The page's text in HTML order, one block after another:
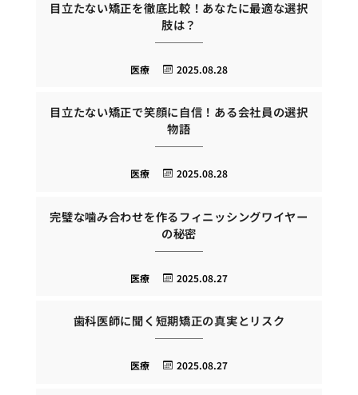
目立たない矯正を徹底比較！あなたに最適な選択
肢は？
2025.08.28
医療
目立たない矯正で笑顔に自信！ある会社員の選択
物語
2025.08.28
医療
完璧な噛み合わせを作るフィニッシングワイヤー
の秘密
2025.08.27
医療
歯科医師に聞く短期矯正の真実とリスク
2025.08.27
医療